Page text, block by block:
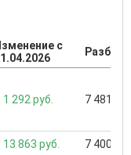
с
1 292 руб. 7 481
13 863 руб. 7 400